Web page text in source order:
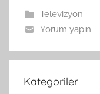
Televizyon
Yorum yapın
Kategoriler